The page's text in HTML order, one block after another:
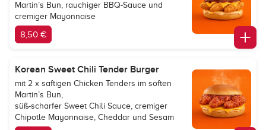
Martin’s Bun, rauchiger BBQ-Sauce und
cremiger Mayonnaise
8,50 €
Korean Sweet Chili Tender Burger
mit 2 x saftigen Chicken Tenders im soften
Martin’s Bun,
süß-scharfer Sweet Chili Sauce, cremiger
Chipotle Mayonnaise, Cheddar und Sesam